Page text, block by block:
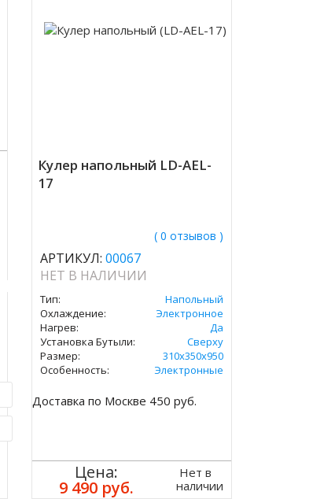
Кулер напольный LD-AEL-
17
( 0 отзывов )
АРТИКУЛ: 00067
НЕТ В НАЛИЧИИ
Тип:
Напольный
Охлаждение:
Электронное
Нагрев:
Да
Установка Бутыли:
Сверху
Размер:
310х350х950
Особенность:
Электронные
Доставка по Москве 450 руб.
Цена:
9 490 руб.
Нет в
наличии